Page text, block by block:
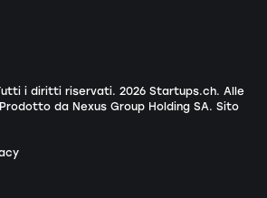
i diritti riservati. 2026Startups.ch. Alle
Prodotto da Nexus Group Holding SA. Sito